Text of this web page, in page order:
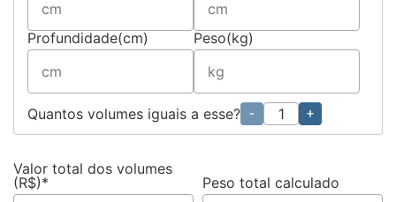
Profundidade(cm) Peso(kg)
Quantos volumes iguais a esse? - +
Valor total dos volumes
(R$)*
Peso total calculado